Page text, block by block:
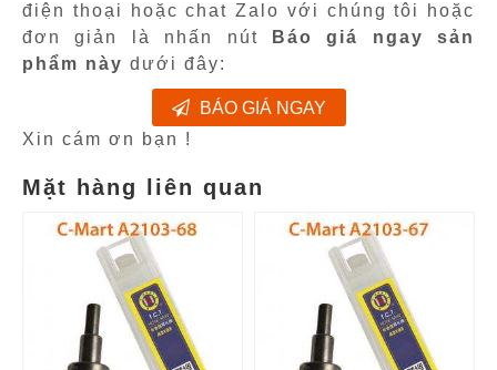
điện thoại hoặc chat Zalo với chúng tôi hoặc
đơn giản là nhấn nút
Báo giá ngay sản
phẩm này dưới đây:
BÁO GIÁ NGAY
Xin cám ơn bạn !
Mặt hàng liên quan